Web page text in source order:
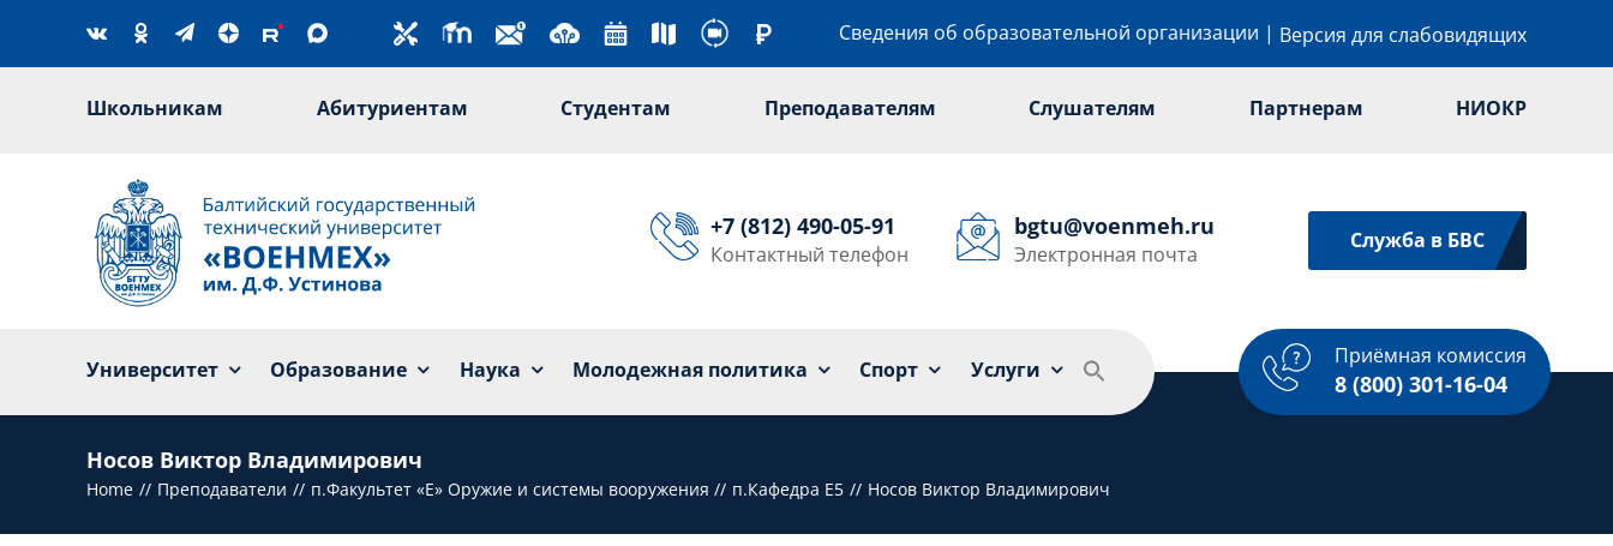
content
Сведения об образовательной организации | Версия для слабовидящих
Школьникам Абитуриентам Студентам Преподавателям Слушателям Партнерам НИОКР
+7 (812) 490-05-91
Контактный телефон
bgtu@voenmeh.ru
Электронная почта
Служба в БВС
Университет Образование Наука Молодежная политика Спорт Услуги
Приёмная комиссия
8 (800) 301-16-04
Университет Образование Наука Молодежная политика Спорт Услуги
Носов Виктор Владимирович
Home Преподаватели п.Факультет «Е» Оружие и системы вооружения п.Кафедра Е5 Носов Виктор Владимирович